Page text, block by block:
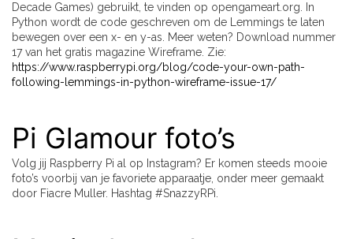
Decade Games) gebruikt, te vinden op opengameart.org. In
Python wordt de code geschreven om de Lemmings te laten
bewegen over een x- en y-as. Meer weten? Download nummer
17 van het gratis magazine Wireframe. Zie:
https://www.raspberrypi.org/blog/code-your-own-path-
following-lemmings-in-python-wireframe-issue-17/
Pi Glamour foto’s
Volg jij Raspberry Pi al op Instagram? Er komen steeds mooie
foto’s voorbij van je favoriete apparaatje, onder meer gemaakt
door Fiacre Muller. Hashtag #SnazzyRPi.